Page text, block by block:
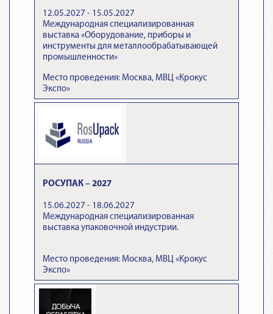
12.05.2027 - 15.05.2027
Международная специализированная
выставка «Оборудование, приборы и
инструменты для металлообрабатывающей
промышленности»
Место проведения: Москва, МВЦ «Крокус
Экспо»
РОСУПАК – 2027
15.06.2027 - 18.06.2027
Международная специализированная
выставка упаковочной индустрии.
Место проведения: Москва, МВЦ «Крокус
Экспо»